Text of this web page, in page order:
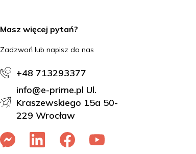
Masz więcej pytań?
Zadzwoń lub napisz do nas
+48 713293377
info@e-prime.pl Ul.
Kraszewskiego 15a 50-
229 Wrocław